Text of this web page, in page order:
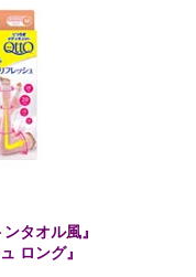
タオル風』
ロング』